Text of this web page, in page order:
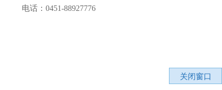
电话：0451-88927776
关闭窗口